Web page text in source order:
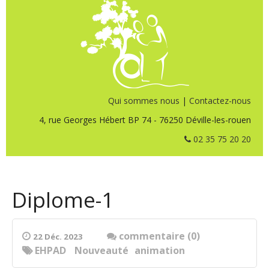
Qui sommes nous | Contactez-nous
4, rue Georges Hébert BP 74 - 76250 Déville-les-rouen
02 35 75 20 20
Diplome-1
22 Déc. 2023
commentaire (0)
animation
EHPAD Nouveauté